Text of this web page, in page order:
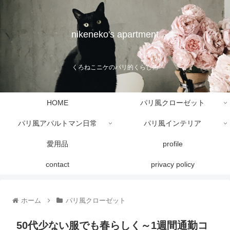
nikeneko's apartment
くろねこニケのパリ的くらし術
HOME パリ風クローゼット
パリ風アパルトマン日常 パリ風インテリア
愛用品 profile
contact privacy policy
ホーム パリ風クローゼット
50代少ない服でも春らしく～1週間通勤コ